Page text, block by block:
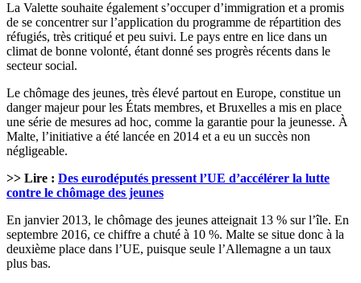
La Valette souhaite également s’occuper d’immigration et a promis
de se concentrer sur l’application du programme de répartition des
réfugiés, très critiqué et peu suivi. Le pays entre en lice dans un
climat de bonne volonté, étant donné ses progrès récents dans le
secteur social.
Le chômage des jeunes, très élevé partout en Europe, constitue un
danger majeur pour les États membres, et Bruxelles a mis en place
une série de mesures ad hoc, comme la garantie pour la jeunesse. À
Malte, l’initiative a été lancée en 2014 et a eu un succès non
négligeable.
>> Lire : Des eurodéputés pressent l’UE d’accélérer la lutte
contre le chômage des jeunes
En janvier 2013, le chômage des jeunes atteignait 13 % sur l’île. En
septembre 2016, ce chiffre a chuté à 10 %. Malte se situe donc à la
deuxième place dans l’UE, puisque seule l’Allemagne a un taux
plus bas.